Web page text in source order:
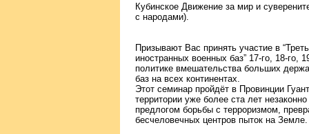
Кубинское Движение за мир и
с народами).
Призывают Вас принять участие в
иностранных военных баз” 17-го, 18-го,
политике вмешательства больших
баз на всех континентах.
Этот семинар пройдёт в Провинции
территории уже более ста лет
предлогом борьбы с терроризмом,
бесчеловечных центров пыток на Земле.